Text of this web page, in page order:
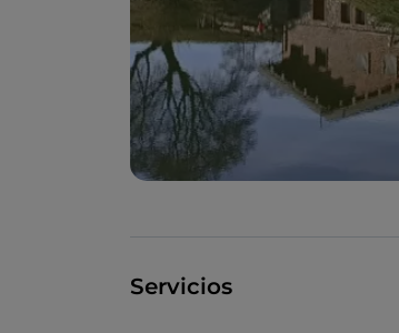
Servicios